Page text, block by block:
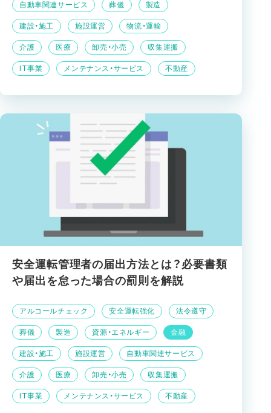
IT事業 メンテナンス・サービス 不動産
介護 医療 卸売・小売 収集運搬
建設・施工 施設運営 物流・運輸
自動車関連サービス 葬儀 製造
安全運転管理者の届出方法とは？必要書類
や届出を怠った場合の罰則を解説
IT事業 メンテナンス・サービス 不動産
介護 医療 卸売・小売 収集運搬
建設・施工 施設運営 自動車関連サービス
葬儀 製造 資源・エネルギー 金融
アルコールチェック 安全運転強化 法令遵守